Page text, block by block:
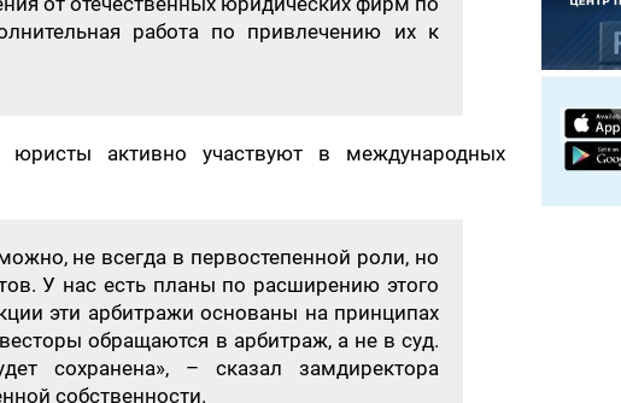
работа по привлечению их к
активно участвуют в международных
не всегда в первостепенной роли, но
У нас есть планы по расширению этого
эти арбитражи основаны на принципах
обращаются в арбитраж, а не в суд.
сохранена», – сказал замдиректора
собственности.